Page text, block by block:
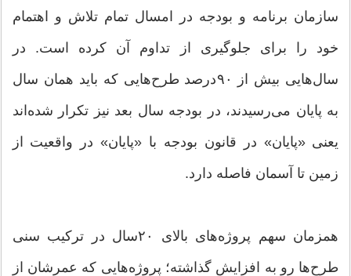
سازمان برنامه و بودجه در امسال تمام تلاش و اهتمام
خود را برای جلوگیری از تداوم آن کرده است. در
سال‌هایی بیش از ۹۰‌درصد طرح‌هایی که باید همان سال
به پایان می‌رسیدند، در بودجه سال بعد نیز تکرار شده‌اند
یعنی «پایان» در قانون بودجه با «پایان» در واقعیت از
زمین تا آسمان فاصله دارد.
همزمان سهم پروژه‌های بالای ۲۰سال در ترکیب سنی
طرح‌ها رو به افزایش گذاشته؛ پروژه‌هایی که عمرشان از